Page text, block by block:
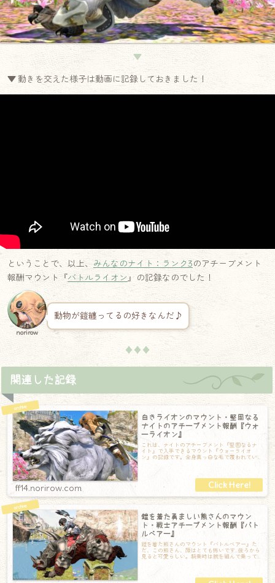
▼
▼ 動きを交えた様子は動画に記録しておきました！
ということで、以上、 みんなのナイト：ランク3のアチーブメント
報酬マウント『バトルライオン』の記録なのでした！
norirow
動物が鎧纏ってるの好きなんだ♪
♦♦♦
関連した記録
白きライオンのマウント・堅固なる
ナイトのアチーブメント報酬『ウォ
ーライオン』
これは、ナイトのアチーブメント『堅固なるナ
イト』で入手できるマウント『ウォーライオ
ン』の記録です。全身真っ白な毛で覆われてい
ff14.norirow.com
鎧を着た勇ましい熊さんのマウン
ト・戦士アチーブメント報酬『バト
ルベアー』
鎧を着た熊さんのマウント『バトルベアー』た
だ、この熊さん、顔はとても怖いです…後ろから
見ると可愛らしい。騎乗時は腕を組んで乗って